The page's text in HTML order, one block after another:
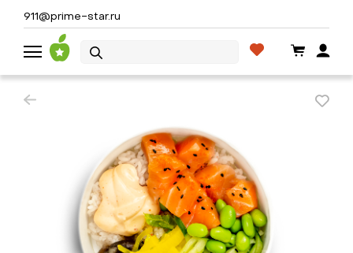
911@prime-star.ru